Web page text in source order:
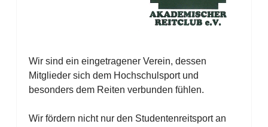
Wir sind ein eingetragener Verein, dessen
Mitglieder sich dem Hochschulsport und
besonders dem Reiten verbunden fühlen.
Wir fördern nicht nur den Studentenreitsport an